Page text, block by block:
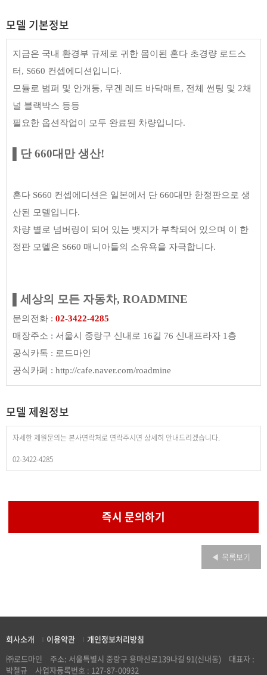
모델 기본정보
지금은 국내 환경부 규제로 귀한 몸이된 혼다 초경량 로드스
터, S660 컨셉에디션입니다.
모듈로 범퍼 및 안개등, 무겐 레드 바닥매트, 전체 썬팅 및 2채
널 블랙박스 등등
필요한 옵션작업이 모두 완료된 차량입니다.
단 660대만 생산!
혼다 S660 컨셉에디션은 일본에서 단 660대만 한정판으로 생
산된 모델입니다.
차량 별로 넘버링이 되어 있는 뱃지가 부착되어 있으며 이 한
정판 모델은 S660 매니아들의 소유욕을 자극합니다.
▌세상의 모든 자동차, ROADMINE
문의전화 : 02-3422-4285
매장주소 : 서울시 중랑구 신내로 16길 76 신내프라자 1층
공식카톡 : 로드마인
공식카페 : http://cafe.naver.com/roadmine
모델 제원정보
자세한 제원문의는 본사연락처로 연락주시면 상세히 안내드리겠습니다.
02-3422-4285
즉시 문의하기
◀ 목록보기
회사소개 이용약관
개인정보처리방침
㈜로드마인
주소: 서울특별시 중랑구 용마산로139나길 91(신내동)
대표자 :
박철규
사업자등록번호 : 127-87-00932